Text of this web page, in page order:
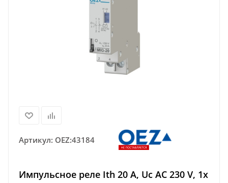
Артикул: OEZ:43184
Импульсное реле Ith 20 A, Uc AC 230 V, 1x